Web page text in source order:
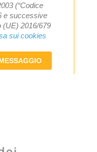
(“Codice
e successive
(UE) 2016/679
sui cookies